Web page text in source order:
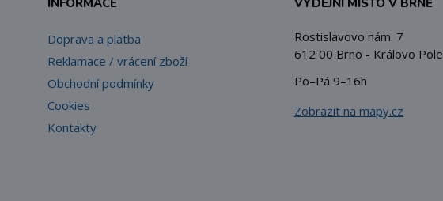
INFORMACE
Doprava a platba
Reklamace / vrácení zboží
Obchodní podmínky
Cookies
Kontakty
VÝDEJNÍ MÍSTO V BRNĚ
Rostislavovo nám. 7
612 00 Brno - Královo Pole
Po–Pá 9–16h
Zobrazit na mapy.cz